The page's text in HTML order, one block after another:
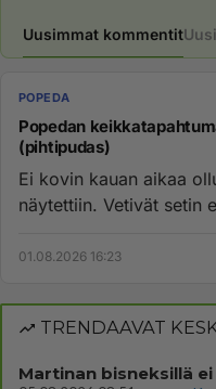
Uusimmat kommentit
POPEDA
Popedan
(pihtipudas)
Ei kovin kauan aikaa
näytettiin. Vetivät setin
01.08.2026 16:23
TRENDAAVAT
Martinan bisneksillä